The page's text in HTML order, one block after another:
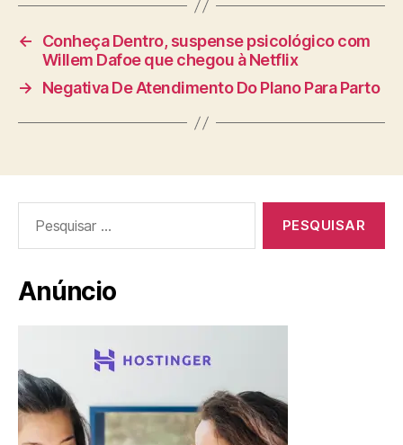
←
Conheça Dentro, suspense psicológico com
Willem Dafoe que chegou à Netflix
→
Negativa De Atendimento Do Plano Para Parto
por:
Anúncio